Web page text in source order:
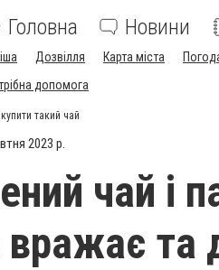
Головна Новини
Дозвілля Карта міста
допомога
такий чай
2023 р.
чай і
та